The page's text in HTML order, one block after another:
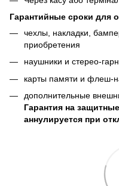
Гарантийные сроки для
чехлы, накладки,
приобретения
наушники и стерео-
карты памяти и флеш-
дополнительные
Гарантия на
аннулируется при